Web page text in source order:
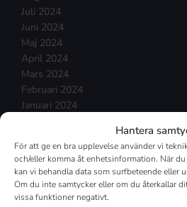
Hantera
För att ge en bra upplevelse använder vi
och/eller komma åt enhetsinformation. När
kan vi behandla data som surfbeteende eller
Om du inte samtycker eller om du återkallar
vissa funktioner negativt.
Juli 2024
Juni 2024
Maj 2024
April 2024
Mars 2024
Februari 2024
Januari 2024
Oktober 2023
September 2023
Augusti 2023
Juli 2023